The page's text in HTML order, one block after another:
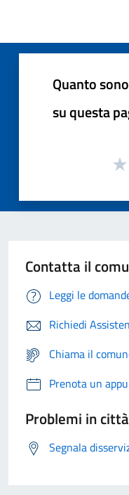
Quanto
su questa
Contatta il
Leggi le
Richiedi
Chiama il
Prenota un
Problemi in città
Segnala